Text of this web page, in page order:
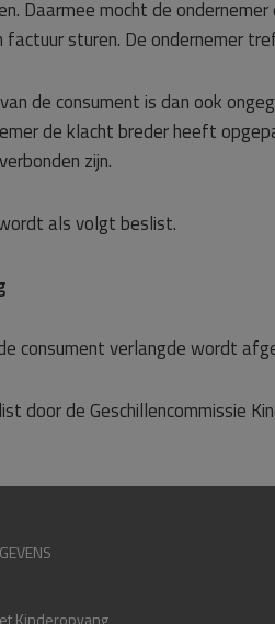
Daarmee mocht de
factuur sturen. De ondernemer
de consument is dan ook
de klacht breder heeft
zijn.
als volgt beslist.
consument verlangde wordt
door de Geschillencommissie
Kinderopvang